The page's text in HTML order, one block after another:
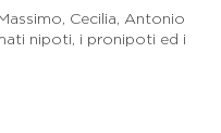
Cecilia, Antonio
nipoti, i pronipoti ed i